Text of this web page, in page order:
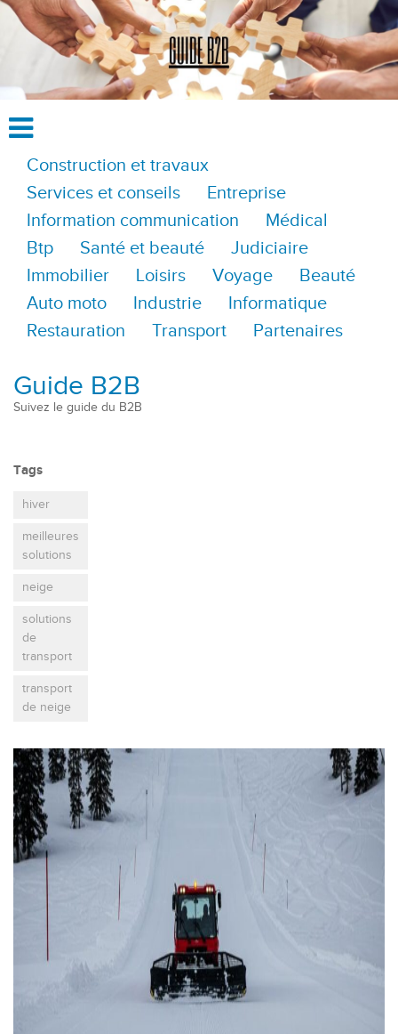
Construction et travaux
Services et conseils
Entreprise
Information communication
Médical
Btp
Santé et beauté
Judiciaire
Immobilier
Loisirs Voyage
Beauté
Auto moto
Industrie
Informatique
Restauration
Transport Partenaires
Guide B2B
Suivez le guide du B2B
Tags
hiver
meilleures
solutions
neige
solutions
de
transport
transport
de neige